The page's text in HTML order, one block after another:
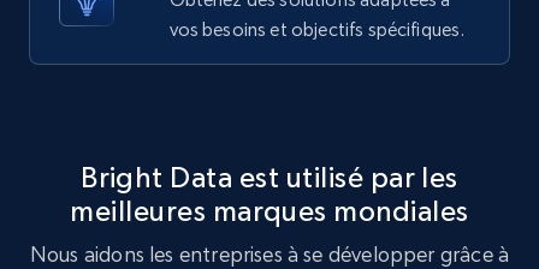
1.3K+ 176+ Essai gratuit
vos besoins et objectifs spécifiques.
Bright Data est utilisé par les
meilleures marques mondiales
Nous aidons les entreprises à se développer grâce à